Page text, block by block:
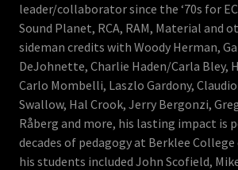
leader/collaborator since the ‘70s for
Sound Planet, RCA, RAM, Material and
sideman credits with Woody Herman,
DeJohnette, Charlie Haden/Carla Bley,
Carlo Mombelli, Laszlo Gardony,
Swallow, Hal Crook, Jerry Bergonzi,
Råberg and more, his lasting impact is
decades of pedagogy at Berklee College
his students included John Scofield,